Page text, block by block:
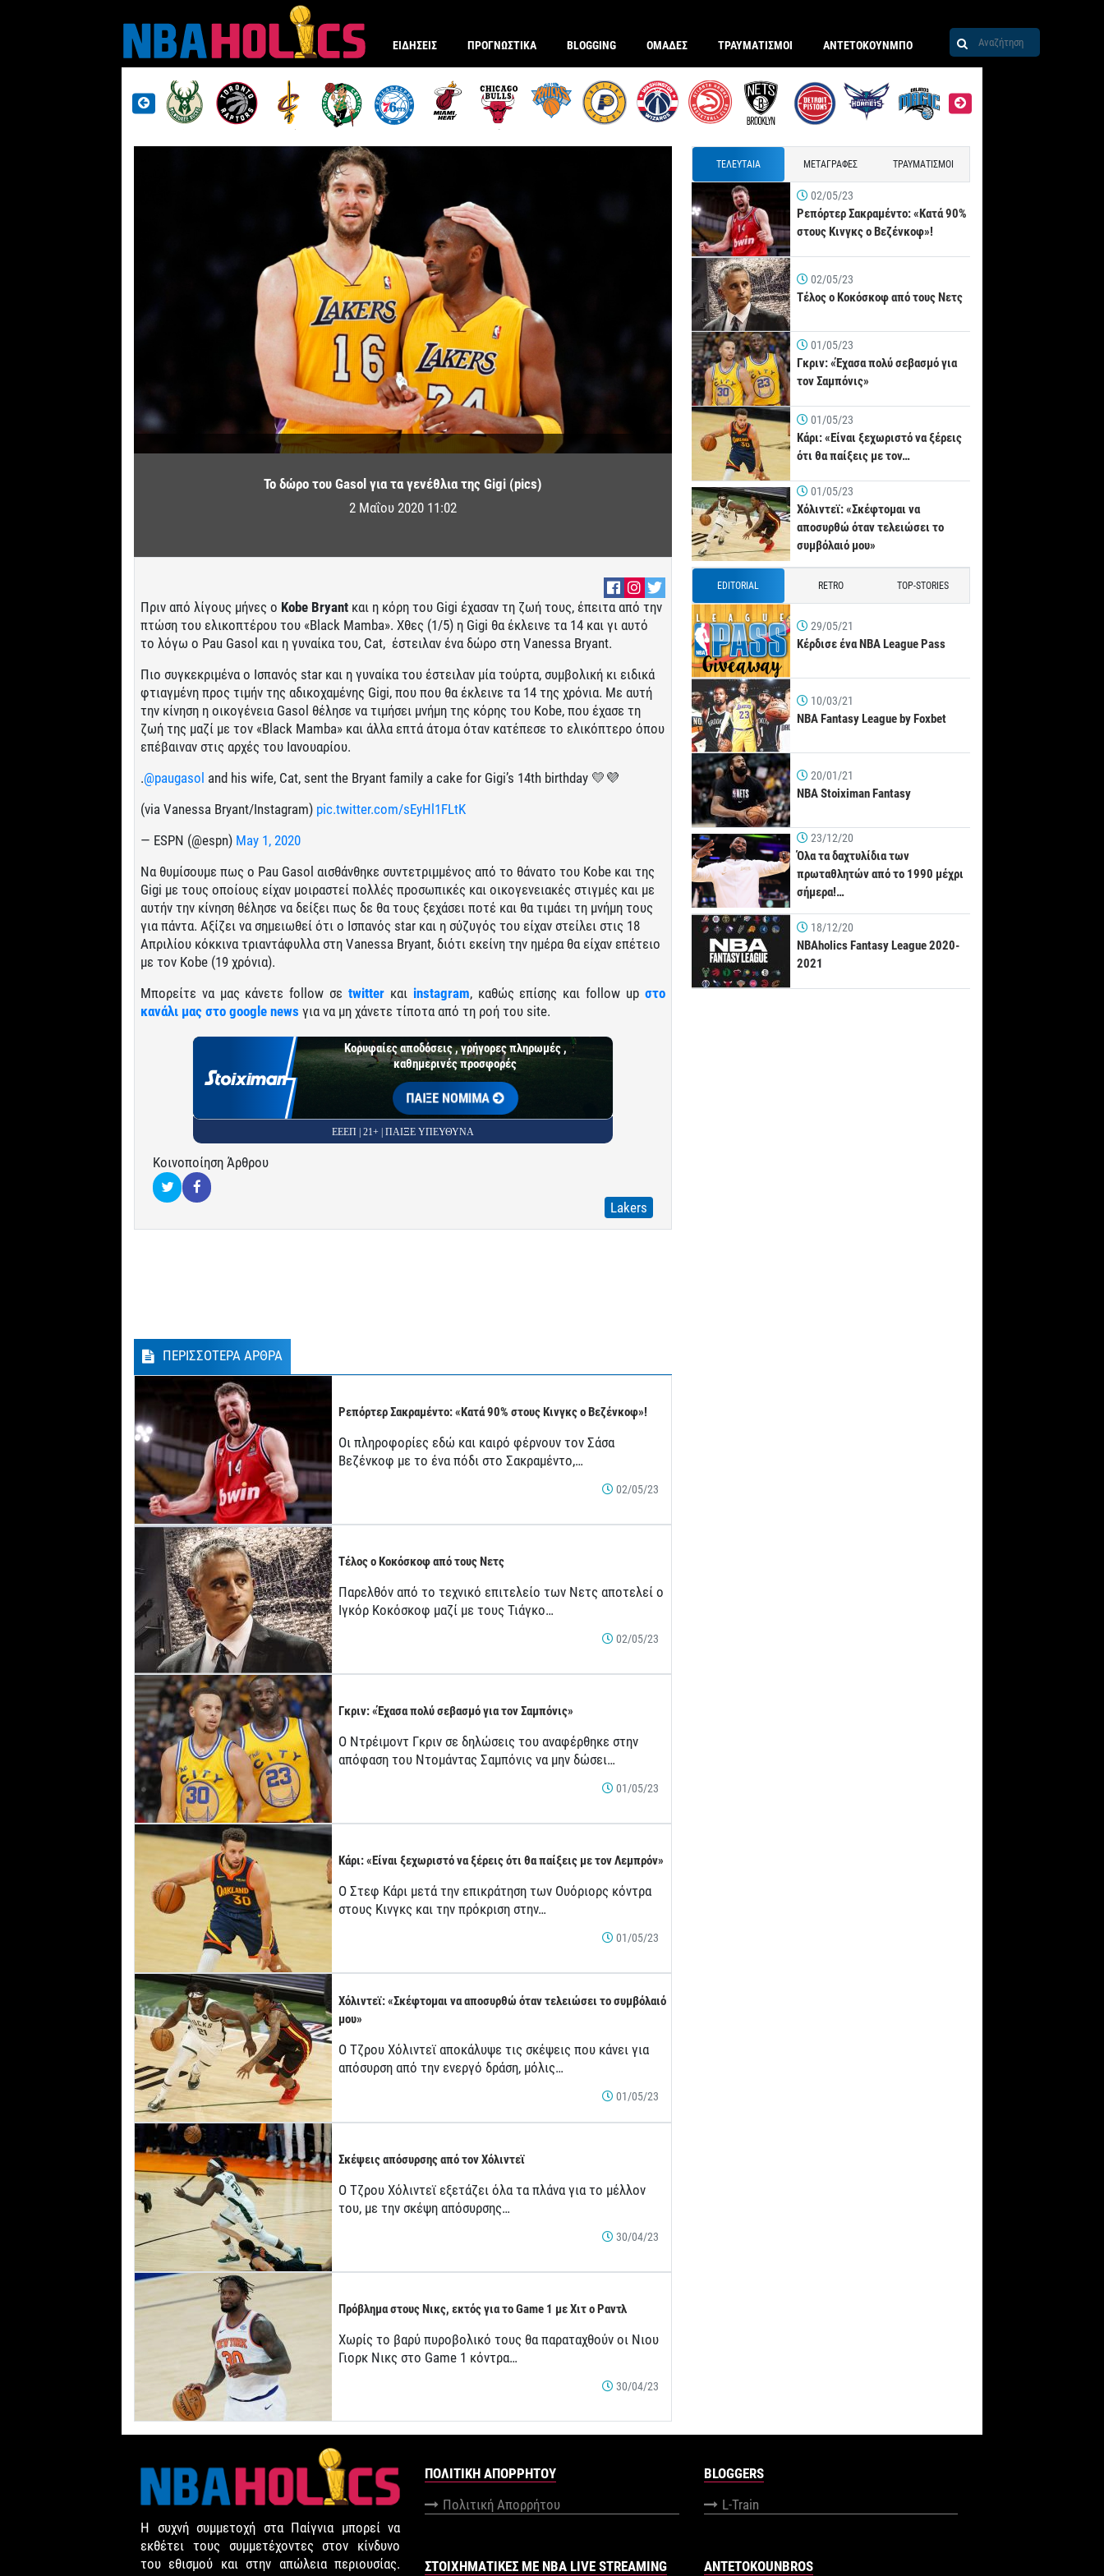
ΕΙΔΗΣΕΙΣ ΠΡΟΓΝΩΣΤΙΚΑ BLOGGING ΟΜΑΔΕΣ ΤΡΑΥΜΑΤΙΣΜΟΙ ΑΝΤΕΤΟΚΟΥΝΜΠΟ
Το δώρο του Gasol για τα γενέθλια της Gigi (pics)
2 Μαΐου 2020 11:02
Πριν από λίγους μήνες ο Kobe Bryant και η κόρη του Gigi έχασαν τη ζωή τους, έπειτα από την
πτώση του ελικοπτέρου του «Black Mamba». Χθες (1/5) η Gigi θα έκλεινε τα 14 και γι αυτό
το λόγω ο Pau Gasol και η γυναίκα του, Cat, έστειλαν ένα δώρο στη Vanessa Bryant.
Πιο συγκεκριμένα ο Ισπανός star και η γυναίκα του έστειλαν μία τούρτα, συμβολική κι ειδικά
φτιαγμένη προς τιμήν της αδικοχαμένης Gigi, που που θα έκλεινε τα 14 της χρόνια. Με αυτή
την κίνηση η οικογένεια Gasol θέλησε να τιμήσει μνήμη της κόρης του Kobe, που έχασε τη
ζωή της μαζί με τον «Black Mamba» και άλλα επτά άτομα όταν κατέπεσε το ελικόπτερο όπου
επέβαιναν στις αρχές του Ιανουαρίου.
.@paugasol and his wife, Cat, sent the Bryant family a cake for Gigi’s 14th birthday 💛💜
(via Vanessa Bryant/Instagram) pic.twitter.com/sEyHl1FLtK
— ESPN (@espn) May 1, 2020
Να θυμίσουμε πως ο Pau Gasol αισθάνθηκε συντετριμμένος από το θάνατο του Kobe και της
Gigi με τους οποίους είχαν μοιραστεί πολλές προσωπικές και οικογενειακές στιγμές και με
αυτήν την κίνηση θέλησε να δείξει πως δε θα τους ξεχάσει ποτέ και θα τιμάει τη μνήμη τους
για πάντα. Αξίζει να σημειωθεί ότι ο Ισπανός star και η σύζυγός του είχαν στείλει στις 18
Απριλίου κόκκινα τριαντάφυλλα στη Vanessa Bryant, διότι εκείνη την ημέρα θα είχαν επέτειο
με τον Kobe (19 χρόνια).
Μπορείτε να μας κάνετε follow σε twitter και instagram, καθώς επίσης και follow up στο
κανάλι μας στο google news για να μη χάνετε τίποτα από τη ροή του site.
Κορυφαίες αποδόσεις , γρήγορες πληρωμές ,
καθημερινές προσφορές
ΠΑΙΞΕ ΝΟΜΙΜΑ
ΕΕΕΠ | 21+ | ΠΑΙΞΕ ΥΠΕΥΘΥΝΑ
Κοινοποίηση Άρθρου
Lakers
ΠΕΡΙΣΣΟΤΕΡΑ ΑΡΘΡΑ
Ρεπόρτερ Σακραμέντο: «Κατά 90% στους Κινγκς ο Βεζένκοφ»!
Οι πληροφορίες εδώ και καιρό φέρνουν τον Σάσα
Βεζένκοφ με το ένα πόδι στο Σακραμέντο,…
02/05/23
Τέλος ο Κοκόσκοφ από τους Νετς
Παρελθόν από το τεχνικό επιτελείο των Νετς αποτελεί ο
Ιγκόρ Κοκόσκοφ μαζί με τους Τιάγκο…
02/05/23
Γκριν: «Έχασα πολύ σεβασμό για τον Σαμπόνις»
Ο Ντρέιμοντ Γκριν σε δηλώσεις του αναφέρθηκε στην
απόφαση του Ντομάντας Σαμπόνις να μην δώσει…
01/05/23
Κάρι: «Είναι ξεχωριστό να ξέρεις ότι θα παίξεις με τον Λεμπρόν»
Ο Στεφ Κάρι μετά την επικράτηση των Ουόριορς κόντρα
στους Κινγκς και την πρόκριση στην…
01/05/23
Χόλιντεϊ: «Σκέφτομαι να αποσυρθώ όταν τελειώσει το συμβόλαιό
μου»
Ο Τζρου Χόλιντεϊ αποκάλυψε τις σκέψεις που κάνει για
απόσυρση από την ενεργό δράση, μόλις…
01/05/23
Σκέψεις απόσυρσης από τον Χόλιντεϊ
Ο Τζρου Χόλιντεϊ εξετάζει όλα τα πλάνα για το μέλλον
του, με την σκέψη απόσυρσης…
30/04/23
Πρόβλημα στους Νικς, εκτός για το Game 1 με Χιτ ο Ραντλ
Χωρίς το βαρύ πυροβολικό τους θα παραταχθούν οι Νιου
Γιορκ Νικς στο Game 1 κόντρα…
30/04/23
ΤΕΛΕΥΤΑΙΑ ΜΕΤΑΓΡΑΦΕΣ ΤΡΑΥΜΑΤΙΣΜΟΙ
02/05/23
Ρεπόρτερ Σακραμέντο: «Κατά 90%
στους Κινγκς ο Βεζένκοφ»!
02/05/23
Τέλος ο Κοκόσκοφ από τους Νετς
01/05/23
Γκριν: «Έχασα πολύ σεβασμό για
τον Σαμπόνις»
01/05/23
Κάρι: «Είναι ξεχωριστό να ξέρεις
ότι θα παίξεις με τον…
01/05/23
Χόλιντεϊ: «Σκέφτομαι να
αποσυρθώ όταν τελειώσει το
συμβόλαιό μου»
EDITORIAL RETRO TOP-STORIES
29/05/21
Κέρδισε ένα NBA League Pass
10/03/21
NBA Fantasy League by Foxbet
20/01/21
NBA Stoiximan Fantasy
23/12/20
Όλα τα δαχτυλίδια των
πρωταθλητών από το 1990 μέχρι
σήμερα!…
18/12/20
NBAholics Fantasy League 2020-
2021
Η συχνή συμμετοχή στα Παίγνια μπορεί να
εκθέτει τους συμμετέχοντες στον κίνδυνο
του εθισμού και στην απώλεια περιουσίας.
ΠΟΛΙΤΙΚΉ ΑΠΟΡΡΉΤΟΥ
Πολιτική Απορρήτου
BLOGGERS
L-Train
ΣΤΟΙΧΗΜΑΤΙΚΕΣ ΜΕ NBA LIVE STREAMING ANTETOKOUNBROS